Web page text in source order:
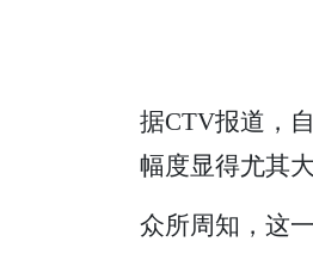
据CTV报道，
幅度显得尤其大
众所周知，这